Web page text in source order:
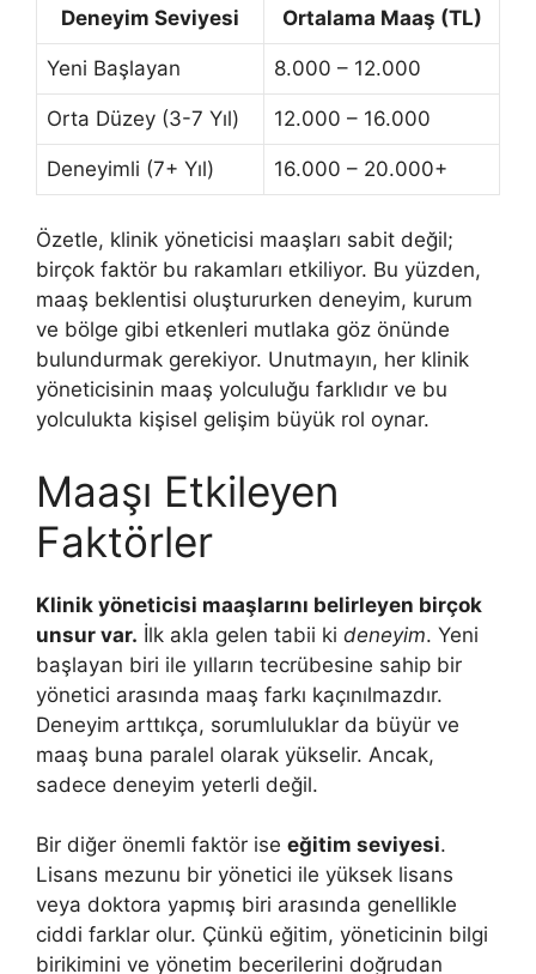
Deneyim Seviyesi Ortalama Maaş (TL)
Yeni Başlayan 8.000 – 12.000
Orta Düzey (3-7 Yıl) 12.000 – 16.000
Deneyimli (7+ Yıl) 16.000 – 20.000+
Özetle, klinik yöneticisi maaşları sabit değil;
birçok faktör bu rakamları etkiliyor. Bu yüzden,
maaş beklentisi oluştururken deneyim, kurum
ve bölge gibi etkenleri mutlaka göz önünde
bulundurmak gerekiyor. Unutmayın, her klinik
yöneticisinin maaş yolculuğu farklıdır ve bu
yolculukta kişisel gelişim büyük rol oynar.
Maaşı Etkileyen
Faktörler
Klinik yöneticisi maaşlarını belirleyen birçok
unsur var. İlk akla gelen tabii ki deneyim. Yeni
başlayan biri ile yılların tecrübesine sahip bir
yönetici arasında maaş farkı kaçınılmazdır.
Deneyim arttıkça, sorumluluklar da büyür ve
maaş buna paralel olarak yükselir. Ancak,
sadece deneyim yeterli değil.
Bir diğer önemli faktör ise eğitim seviyesi.
Lisans mezunu bir yönetici ile yüksek lisans
veya doktora yapmış biri arasında genellikle
ciddi farklar olur. Çünkü eğitim, yöneticinin bilgi
birikimini ve yönetim becerilerini doğrudan